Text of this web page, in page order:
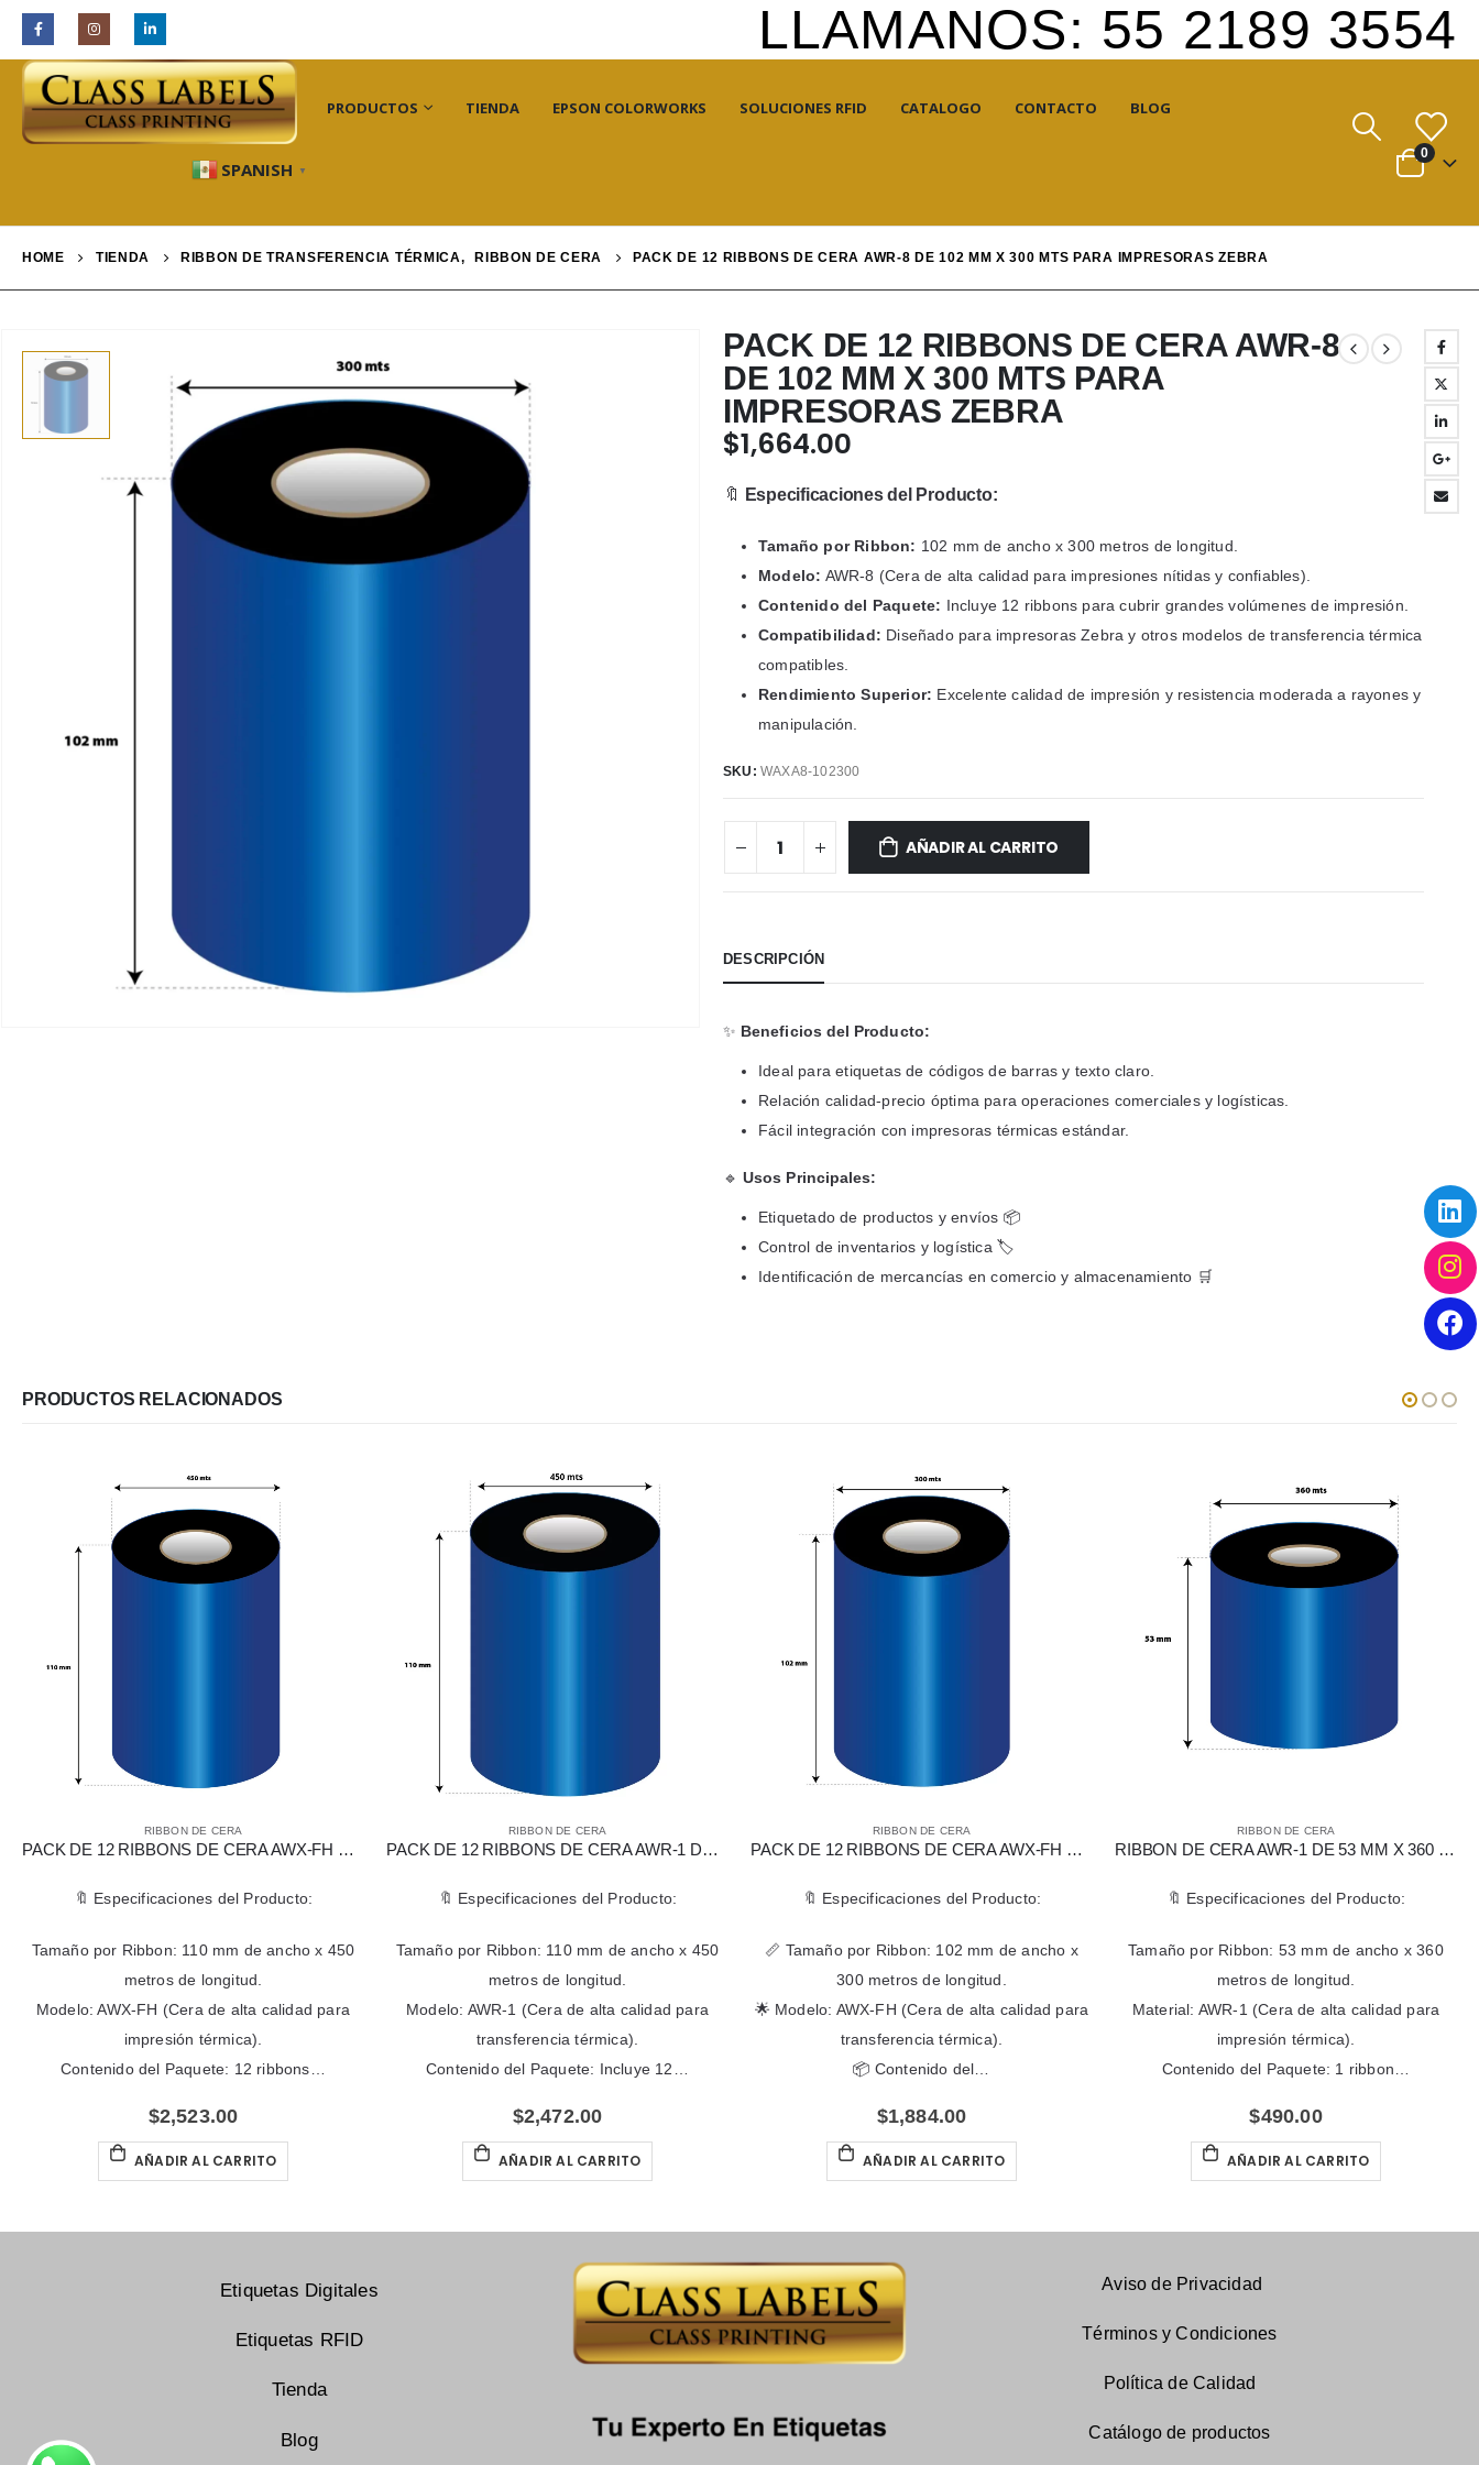
LLAMANOS: 55 2189 3554
INDUSTRIAS PRODUCTOS TIENDA EPSON COLORWORKS SOLUCIONES RFID CATALOGO CONTACTO BLOG
SPANISH ▼
0
HOME TIENDA RIBBON DE TRANSFERENCIA TÉRMICA, RIBBON DE CERA PACK DE 12 RIBBONS DE CERA AWR-8 DE 102 MM X 300 MTS PARA IMPRESORAS ZEBRA
PACK DE 12 RIBBONS DE CERA AWR-8
DE 102 MM X 300 MTS PARA
IMPRESORAS ZEBRA
$1,664.00
🔖 Especificaciones del Producto:
Tamaño por Ribbon: 102 mm de ancho x 300 metros de longitud.
Modelo: AWR-8 (Cera de alta calidad para impresiones nítidas y confiables).
Contenido del Paquete: Incluye 12 ribbons para cubrir grandes volúmenes de impresión.
Compatibilidad: Diseñado para impresoras Zebra y otros modelos de transferencia térmica
compatibles.
Rendimiento Superior: Excelente calidad de impresión y resistencia moderada a rayones y
manipulación.
SKU: WAXA8-102300
AÑADIR AL CARRITO
DESCRIPCIÓN
✨ Beneficios del Producto:
Ideal para etiquetas de códigos de barras y texto claro.
Relación calidad-precio óptima para operaciones comerciales y logísticas.
Fácil integración con impresoras térmicas estándar.
🔹Usos Principales:
Etiquetado de productos y envíos 📦
Control de inventarios y logística 🏷️
Identificación de mercancías en comercio y almacenamiento 🛒
PRODUCTOS RELACIONADOS
PACK DE 12 RIBBONS DE CERA AWX-FH DE 110 MM X 450 MTS PARA IMPRESORAS ZEBRA
del Producto:
Ribbon: 110 mm de ancho x 450
metros de longitud.
FH (Cera de alta calidad para
impresión térmica).
del Paquete: 12 ribbons…
AÑADIR AL CARRITO
PACK DE 12 RIBBONS DE CERA AWR-1 DE 110 MM X 450 MTS PARA IMPRESORAS ZEBRA
🔖 Especificaciones del Producto:
Tamaño por Ribbon: 110 mm de ancho x 450
metros de longitud.
Modelo: AWR-1 (Cera de alta calidad para
transferencia térmica).
Contenido del Paquete: Incluye 12…
AÑADIR AL CARRITO
PACK DE 12 RIBBONS DE CERA AWX-FH DE 102 MM X 300 MTS PARA IMPRESORAS ZEBRA
🔖 Especificaciones del Producto:
📏 Tamaño por Ribbon: 102 mm de ancho x
300 metros de longitud.
🌟 Modelo: AWX-FH (Cera de alta calidad para
transferencia térmica).
📦 Contenido del…
AÑADIR AL CARRITO
RIBBON DE CERA AWR-1 DE 53 MM X 360 MTS PARA IMPRESORA DATAMAX
🔖 Especificaciones del Producto:
Tamaño por Ribbon: 53 mm de ancho x 360
metros de longitud.
Material: AWR-1 (Cera de alta calidad para
impresión térmica).
Contenido del Paquete: 1 ribbon…
AÑADIR AL CARRITO
📏 Tamaño
🌟
Etiquetas Digitales
Etiquetas RFID
Tienda
Blog
Aviso de Privacidad
Términos y Condiciones
Política de Calidad
Catálogode productos